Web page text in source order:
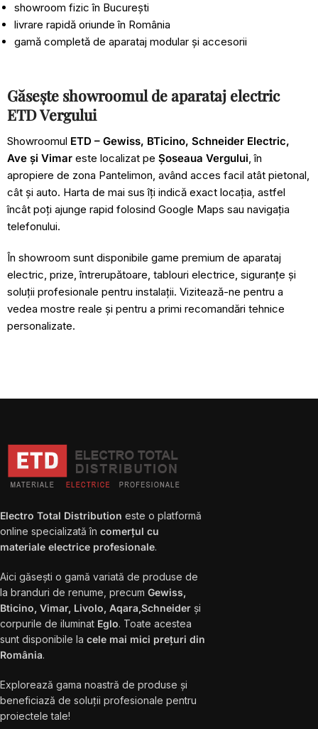
showroom fizic în București
livrare rapidă oriunde în România
gamă completă de aparataj modular și accesorii
Găsește showroomul de aparataj electric
ETD Vergului
Showroomul ETD – Gewiss, BTicino, Schneider Electric,
Ave și Vimar este localizat pe Șoseaua Vergului, în
apropiere de zona Pantelimon, având acces facil atât pietonal,
cât și auto. Harta de mai sus îți indică exact locația, astfel
încât poți ajunge rapid folosind Google Maps sau navigația
telefonului.
În showroom sunt disponibile game premium de aparataj
electric, prize, întrerupătoare, tablouri electrice, siguranțe și
soluții profesionale pentru instalații. Vizitează-ne pentru a
vedea mostre reale și pentru a primi recomandări tehnice
personalizate.
Electro Total Distribution este o platformă
online specializată în comerțul cu
materiale electrice profesionale.
Aici găsești o gamă variată de produse de
la branduri de renume, precum Gewiss,
Bticino, Vimar, Livolo, Aqara,Schneider și
corpurile de iluminat Eglo. Toate acestea
sunt disponibile la cele mai mici prețuri din
România.
Explorează gama noastră de produse și
beneficiază de soluții profesionale pentru
proiectele tale!